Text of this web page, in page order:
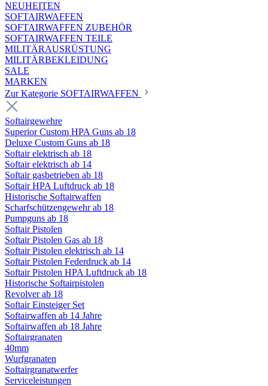
NEUHEITEN
SOFTAIRWAFFEN
SOFTAIRWAFFEN ZUBEHÖR
SOFTAIRWAFFEN TEILE
MILITÄRAUSRÜSTUNG
MILITÄRBEKLEIDUNG
SALE
MARKEN
Zur Kategorie SOFTAIRWAFFEN
Softairgewehre
Superior Custom HPA Guns ab 18
Deluxe Custom Guns ab 18
Softair elektrisch ab 18
Softair elektrisch ab 14
Softair gasbetrieben ab 18
Softair HPA Luftdruck ab 18
Historische Softairwaffen
Scharfschützengewehr ab 18
Pumpguns ab 18
Softair Pistolen
Softair Pistolen Gas ab 18
Softair Pistolen elektrisch ab 14
Softair Pistolen Federdruck ab 14
Softair Pistolen HPA Luftdruck ab 18
Historische Softairpistolen
Revolver ab 18
Softair Einsteiger Set
Softairwaffen ab 14 Jahre
Softairwaffen ab 18 Jahre
Softairgranaten
40mm
Wurfgranaten
Softairgranatwerfer
Serviceleistungen